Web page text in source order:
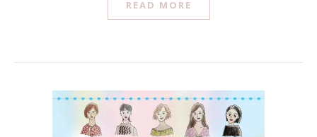
READ MORE